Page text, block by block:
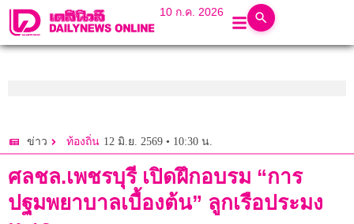
10 ก.ค. 2026
ข่าว ท้องถิ่น 12 มิ.ย. 2569 • 10:30 น.
ศลชล.เพชรบุรี เปิดฝึกอบรม “การ
ปฐมพยาบาลเบื้องต้น” ลูกเรือประมง